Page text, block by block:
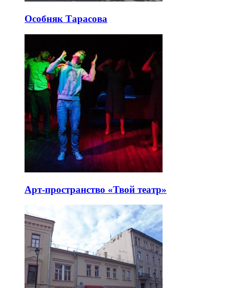
Особняк Тарасова
Арт-пространство «Твой театр»